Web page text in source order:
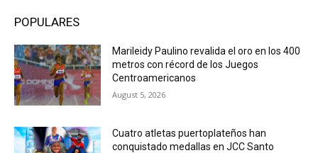
POPULARES
Marileidy Paulino revalida el oro en los 400
metros con récord de los Juegos
Centroamericanos
August 5, 2026
Cuatro atletas puertoplateños han
conquistado medallas en JCC Santo